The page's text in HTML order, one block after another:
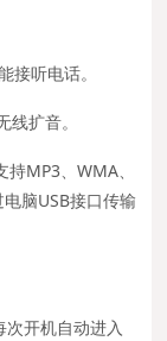
接听电话。
扩音。
MP3、WMA、
脑USB接口传输
开机自动进入